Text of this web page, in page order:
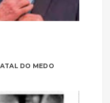
DO MEDO